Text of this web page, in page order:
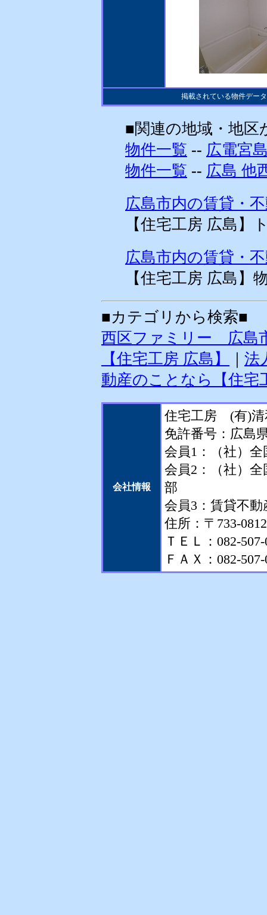
掲載されている物件デー
■関連の地域・地区
物件一覧 -- 広電宮
物件一覧 -- 広島 他
広島市内の賃貸・
【住宅工房 広島】
広島市内の賃貸・
【住宅工房 広島】
■カテゴリから検索■
西区ファミリー 広島
【住宅工房 広島】
法
動産のことなら【住宅
会社情報
住宅工房 (有)清
免許番号：広島
会員1：（社）
会員2：（社）
部
会員3：賃貸不
住所：〒733-
ＴＥＬ：082-
ＦＡＸ：082-